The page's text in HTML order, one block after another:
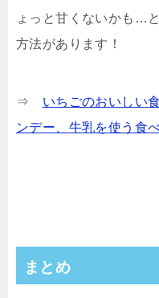
ょっと甘くないかも…
方法があります！
⇒ いちごのおいしい
ンデー、牛乳を使う食
まとめ